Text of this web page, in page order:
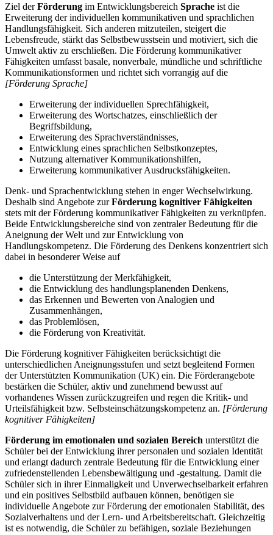
Ziel derFörderung im Entwicklungsbereich Sprache ist die
Erweiterung der individuellen kommunikativen und sprachlichen
Handlungsfähigkeit. Sich anderen mitzuteilen, steigert die
Lebensfreude, stärkt das Selbstbewusstsein und motiviert, sich die
Umwelt aktiv zu erschließen. Die Förderung kommunikativer
Fähigkeiten umfasst basale, nonverbale, mündliche und schriftliche
Kommunikationsformen und richtet sich vorrangig auf die
[Förderung Sprache]
Erweiterung der individuellen Sprechfähigkeit,
Erweiterung des Wortschatzes, einschließlich der
Begriffsbildung,
Erweiterung des Sprachverständnisses,
Entwicklung eines sprachlichen Selbstkonzeptes,
Nutzung alternativer Kommunikationshilfen,
Erweiterung kommunikativer Ausdrucksfähigkeiten.
Denk- und Sprachentwicklung stehen in enger Wechselwirkung.
Deshalb sind Angebote zurFörderung kognitiver Fähigkeiten
stets mit der Förderung kommunikativer Fähigkeiten zu verknüpfen.
Beide Entwicklungsbereiche sind von zentraler Bedeutung für die
Aneignung der Welt und zur Entwicklung von
Handlungskompetenz. Die Förderung des Denkens konzentriert sich
dabei in besonderer Weise auf
die Unterstützung der Merkfähigkeit,
die Entwicklung des handlungsplanenden Denkens,
das Erkennen und Bewerten von Analogien und
Zusammenhängen,
das Problemlösen,
die Förderung von Kreativität.
Die Förderung kognitiver Fähigkeiten berücksichtigt die
unterschiedlichen Aneignungsstufen und setzt begleitend Formen
der Unterstützten Kommunikation (UK) ein. Die Förderangebote
bestärken die Schüler, aktiv und zunehmend bewusst auf
vorhandenes Wissen zurückzugreifen und regen die Kritik- und
Urteilsfähigkeit bzw. Selbsteinschätzungskompetenz an. [Förderung
kognitiver Fähigkeiten]
Förderung im emotionalen und sozialen Bereich unterstützt die
Schüler bei der Entwicklung ihrer personalen und sozialen Identität
und erlangt dadurch zentrale Bedeutung für die Entwicklung einer
zufriedenstellenden Lebensbewältigung und -gestaltung. Damit die
Schüler sich in ihrer Einmaligkeit und Unverwechselbarkeit erfahren
und ein positives Selbstbild aufbauen können, benötigen sie
individuelle Angebote zur Förderung der emotionalen Stabilität, des
Sozialverhaltens und der Lern- und Arbeitsbereitschaft. Gleichzeitig
ist es notwendig, die Schüler zu befähigen, soziale Beziehungen